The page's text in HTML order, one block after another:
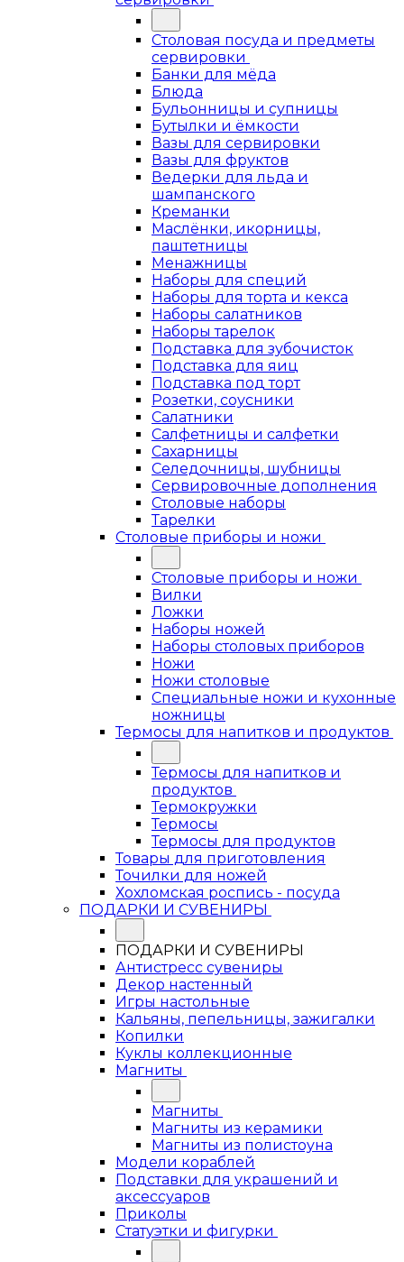
Столовая посуда и предметы
сервировки
Банки для мёда
Блюда
Бульонницы и супницы
Бутылки и ёмкости
Вазы для сервировки
Вазы для фруктов
Ведерки для льда и
шампанского
Креманки
Маслёнки, икорницы,
паштетницы
Менажницы
Наборы для специй
Наборы для торта и кекса
Наборы салатников
Наборы тарелок
Подставка для зубочисток
Подставка для яиц
Подставка под торт
Розетки, соусники
Салатники
Салфетницы и салфетки
Сахарницы
Селедочницы, шубницы
Сервировочные дополнения
Столовые наборы
Тарелки
Столовые приборы и ножи
Столовые приборы и ножи
Вилки
Ложки
Наборы ножей
Наборы столовых приборов
Ножи
Ножи столовые
Специальные ножи и кухонные
ножницы
Термосы для напитков и продуктов
Термосы для напитков и
продуктов
Термокружки
Термосы
Термосы для продуктов
Товары для приготовления
Точилки для ножей
Хохломская роспись - посуда
ПОДАРКИ И СУВЕНИРЫ
ПОДАРКИ И СУВЕНИРЫ
Антистресс сувениры
Декор настенный
Игры настольные
Кальяны, пепельницы, зажигалки
Копилки
Куклы коллекционные
Магниты
Магниты
Магниты из керамики
Магниты из полистоуна
Модели кораблей
Подставки для украшений и
аксессуаров
Приколы
Статуэтки и фигурки